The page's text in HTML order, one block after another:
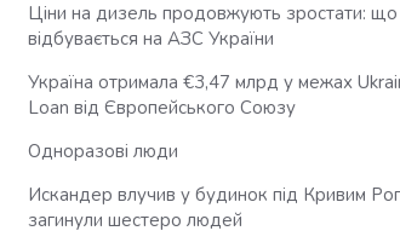
Ціни на дизель продовжують зростати: що
відбувається на АЗС України
Україна отримала €3,47 млрд у межах
Loan від Європейського Союзу
Одноразові люди
Искандер влучив у будинок під Кривим
загинули шестеро людей